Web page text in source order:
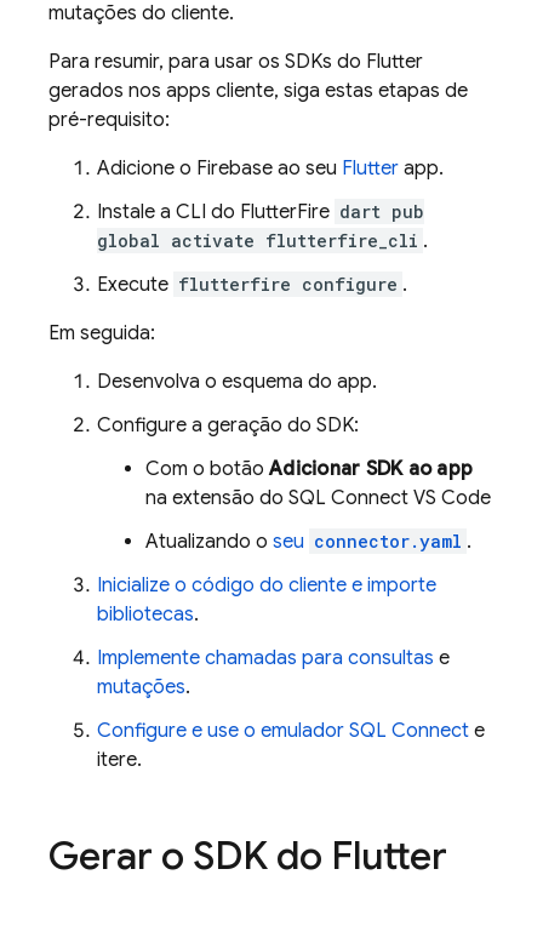
mutações do cliente.
Para resumir, para usar os SDKs do Flutter
gerados nos apps cliente, siga estas etapas de
pré-requisito:
Adicione o Firebase ao seu Flutter app.
Instale a CLI do FlutterFire dart pub
global activate flutterfire_cli .
Execute flutterfire configure .
Em seguida:
Desenvolva o esquema do app.
Configure a geração do SDK:
Com o botãoAdicionar SDK ao app
na extensão do SQL Connect VS Code
Atualizando o seu connector.yaml .
Inicialize o código do cliente e importe
bibliotecas.
Implemente chamadas para consultas e
mutações.
Configure e use o emulador SQL Connect e
itere.
Gerar o SDK do Flutter